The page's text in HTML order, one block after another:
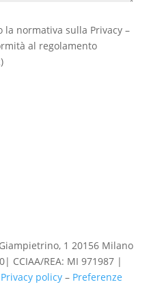
la normativa sulla Privacy –
al regolamento
1 20156 Milano
CCIAA/REA: MI 971987 |
Privacy policy– Preferenze